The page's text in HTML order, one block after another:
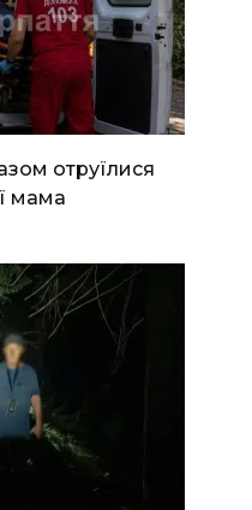
отруїлися
мама